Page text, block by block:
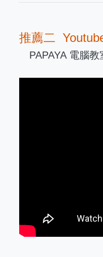
推薦二
PAPAYA 電腦教